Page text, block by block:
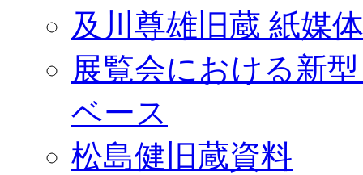
及川尊雄旧蔵 紙媒
展覧会における新
ベース
松島健旧蔵資料